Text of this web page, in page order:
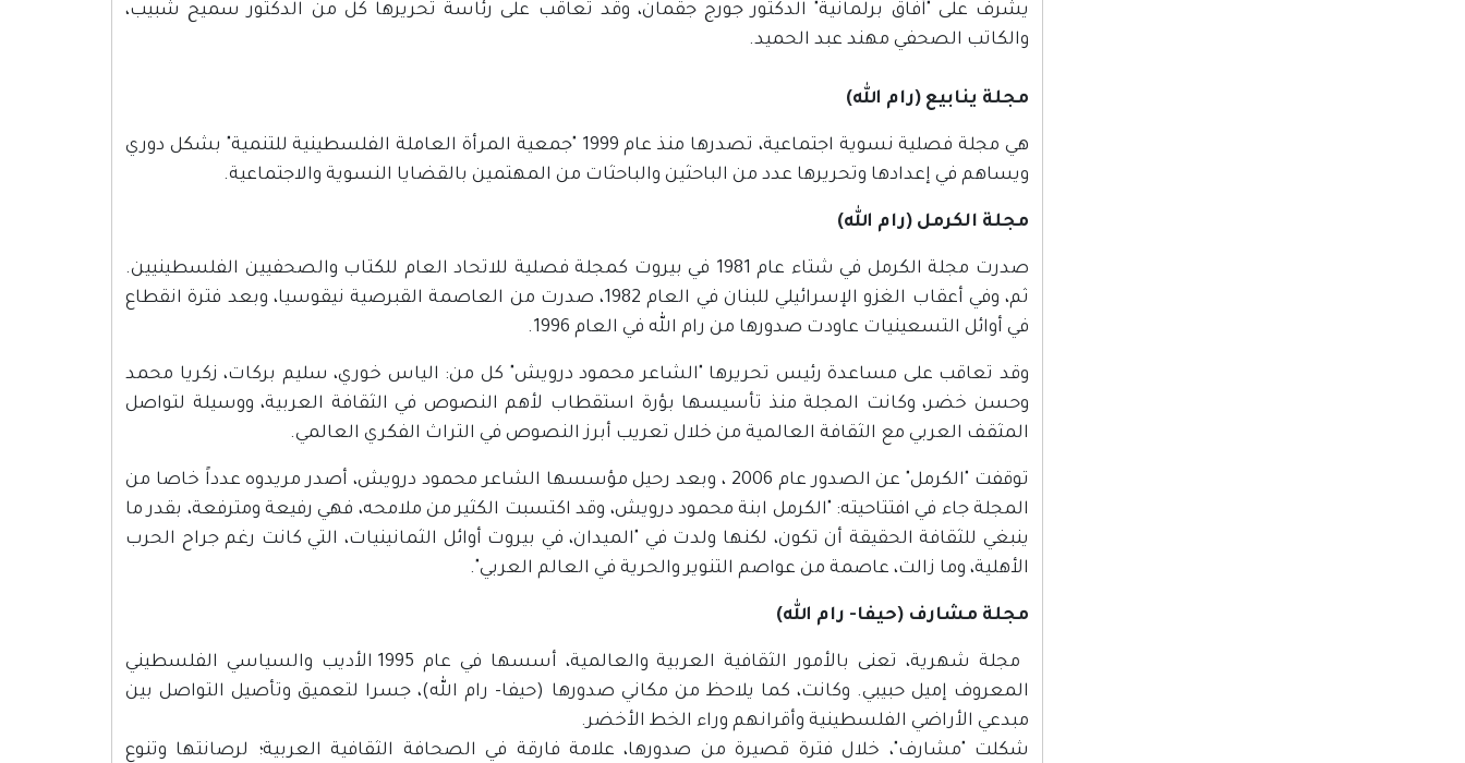
يشرف على "آفاق برلمانية" الدكتور جورج جقمان، وقد تعاقب على رئاسة تحريرها كل من الدكتور سميح شبيب،
والكاتب الصحفي مهند عبد الحميد.
مجلة ينابيع (رام الله)
هي مجلة فصلية نسوية اجتماعية، تصدرها منذ عام 1999 "جمعية المرأة العاملة الفلسطينية للتنمية" بشكل دوري
ويساهم في إعدادها وتحريرها عدد من الباحثين والباحثات من المهتمين بالقضايا النسوية والاجتماعية.
مجلة الكرمل (رام الله)
صدرت مجلة الكرمل في شتاء عام 1981 في بيروت كمجلة فصلية للاتحاد العام للكتاب والصحفيين الفلسطينيين.
ثم، وفي أعقاب الغزو الإسرائيلي للبنان في العام 1982، صدرت من العاصمة القبرصية نيقوسيا، وبعد فترة انقطاع
في أوائل التسعينيات عاودت صدورها من رام الله في العام 1996.
وقد تعاقب على مساعدة رئيس تحريرها "الشاعر محمود درويش" كل من: الياس خوري، سليم بركات، زكريا محمد
وحسن خضر، وكانت المجلة منذ تأسيسها بؤرة استقطاب لأهم النصوص في الثقافة العربية، ووسيلة لتواصل
المثقف العربي مع الثقافة العالمية من خلال تعريب أبرز النصوص في التراث الفكري العالمي.
توقفت "الكرمل" عن الصدور عام 2006 ، وبعد رحيل مؤسسها الشاعر محمود درويش، أصدر مريدوه عدداً خاصا من
المجلة جاء في افتتاحيته: "الكرمل ابنة محمود درويش، وقد اكتسبت الكثير من ملامحه، فهي رفيعة ومترفعة، بقدر ما
ينبغي للثقافة الحقيقة أن تكون، لكنها ولدت في "الميدان، في بيروت أوائل الثمانينيات، التي كانت رغم جراح الحرب
الأهلية، وما زالت، عاصمة من عواصم التنوير والحرية في العالم العربي".
مجلة مشارف (حيفا- رام الله)
مجلة شهرية، تعنى بالأمور الثقافية العربية والعالمية، أسسها في عام 1995 الأديب والسياسي الفلسطيني
المعروف إميل حبيبي. وكانت، كما يلاحظ من مكاني صدورها (حيفا- رام الله)، جسرا لتعميق وتأصيل التواصل بين
مبدعي الأراضي الفلسطينية وأقرانهم وراء الخط الأخضر.
شكلت "مشارف"، خلال فترة قصيرة من صدورها، علامة فارقة في الصحافة الثقافية العربية؛ لرصانتها وتنوع